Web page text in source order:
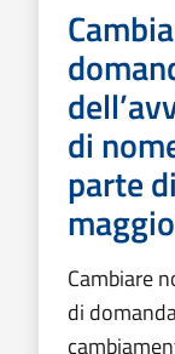
di
parte
Cambiare
di